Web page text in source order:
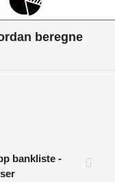
beregne
bankliste -